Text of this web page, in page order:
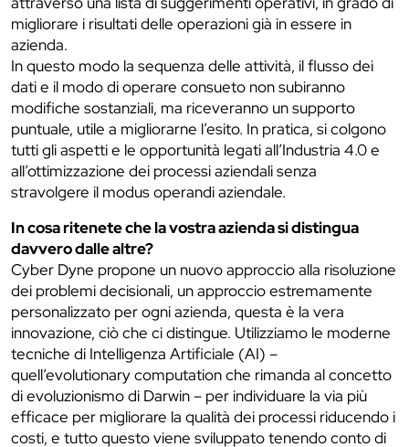
migliorare i risultati delle operazioni già in essere in
azienda.
In questo modo la sequenza delle attività, il flusso dei
dati e il modo di operare consueto non subiranno
modifiche sostanziali, ma riceveranno un supporto
puntuale, utile a migliorarne l’esito. In pratica, si colgono
tutti gli aspetti e le opportunità legati all’Industria 4.0 e
all’ottimizzazione dei processi aziendali senza
stravolgere il modus operandi aziendale.
In cosa ritenete che la vostra azienda si distingua
davvero dalle altre?
Cyber Dyne propone un nuovo approccio alla risoluzione
dei problemi decisionali, un approccio estremamente
personalizzato per ogni azienda, questa è la vera
innovazione, ciò che ci distingue. Utilizziamo le moderne
tecniche di Intelligenza Artificiale (AI) –
quell’evolutionary computation che rimanda al concetto
di evoluzionismo di Darwin – per individuare la via più
efficace per migliorare la qualità dei processi riducendo i
costi, e tutto questo viene sviluppato tenendo conto di